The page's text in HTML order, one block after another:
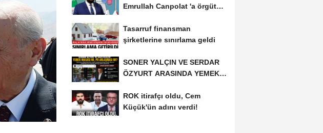
Emrullah Canpolat 'a örgüt
Tasarruf finansman
şirketlerine sınırlama geldi
SONER YALÇIN VE SERDAR
ÖZYURT ARASINDA YEMEK
ROK itirafçı oldu, Cem
Küçük'ün adını verdi!